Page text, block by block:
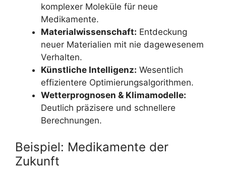
komplexer Moleküle für neue
Medikamente.
Materialwissenschaft: Entdeckung
neuer Materialien mit nie dagewesenem
Verhalten.
Künstliche Intelligenz: Wesentlich
effizientere Optimierungsalgorithmen.
Wetterprognosen & Klimamodelle:
Deutlich präzisere und schnellere
Berechnungen.
Beispiel: Medikamente der
Zukunft